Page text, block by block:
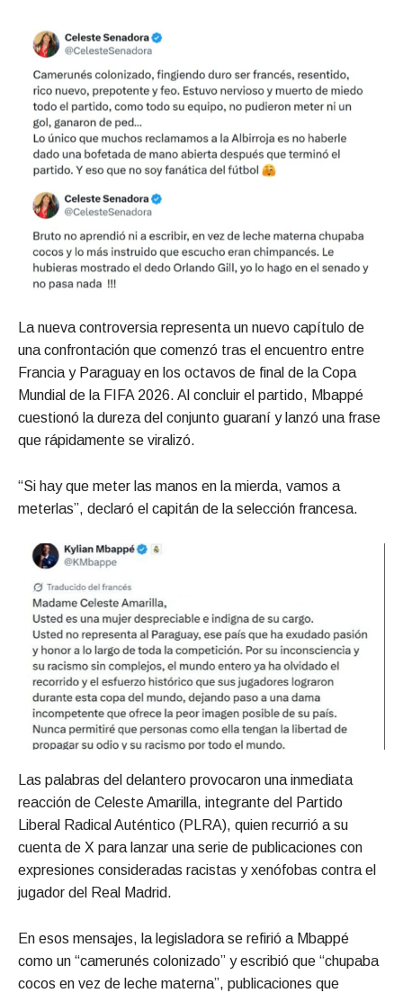
La nueva controversia representa un nuevo capítulo de
una confrontación que comenzó tras el encuentro entre
Francia y Paraguay en los octavos de final de la Copa
Mundial de la FIFA 2026. Al concluir el partido, Mbappé
cuestionó la dureza del conjunto guaraní y lanzó una frase
que rápidamente se viralizó.
“Si hay que meter las manos en la mierda, vamos a
meterlas”, declaró el capitán de la selección francesa.
Las palabras del delantero provocaron una inmediata
reacción de Celeste Amarilla, integrante del Partido
Liberal Radical Auténtico (PLRA), quien recurrió a su
cuenta de X para lanzar una serie de publicaciones con
expresiones consideradas racistas y xenófobas contra el
jugador del Real Madrid.
En esos mensajes, la legisladora se refirió a Mbappé
como un “camerunés colonizado” y escribió que “chupaba
cocos en vez de leche materna”, publicaciones que